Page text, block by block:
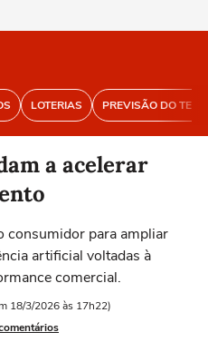
LOTERIAS PREVISÃO DO
a acelerar
consumidor para ampliar
artificial voltadas à
comercial.
18/3/2026 às 17h22)